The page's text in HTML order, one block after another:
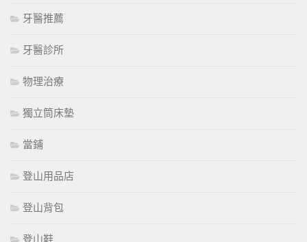
牙醫推薦
牙醫診所
物理治療
獨立筒床墊
當鋪
登山用品店
登山背包
登山鞋